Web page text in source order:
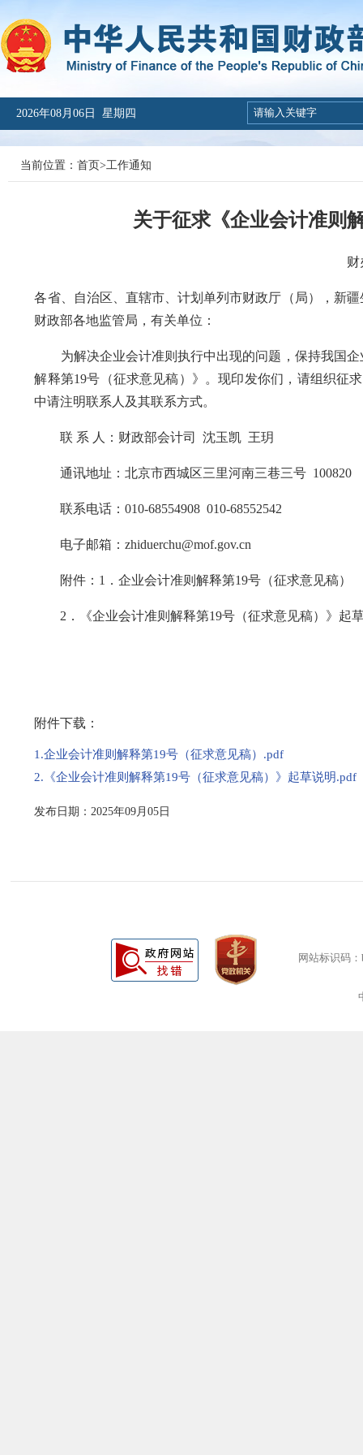
2026年08月06日 星期四
当前位置： 首页>工作通知
关于征求《企业会计准则
财
各省、自治区、直辖市、计划单列市财政厅（局），新
财政部各地监管局，有关单位：
为解决企业会计准则执行中出现的问题，保持我国企
解释第19号（征求意见稿）》。现印发你们，请组织征
中请注明联系人及其联系方式。
联 系 人：财政部会计司 沈玉凯 王玥
通讯地址：北京市西城区三里河南三巷三号 100820
联系电话：010-68554908 010-68552542
电子邮箱：zhiduerchu@mof.gov.cn
附件：1．企业会计准则解释第19号（征求意见稿）
2．《企业会计准则解释第19号（征求意见稿）》起
附件下载：
1.企业会计准则解释第19号（征求意见稿）.pdf
2.《企业会计准则解释第19号（征求意见稿）》起草说明.pdf
发布日期：2025年09月05日
网站标识码